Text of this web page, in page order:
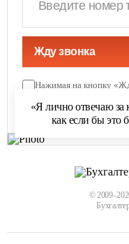
Жду звонка
Нажимая на кнопку
политикой обработки
«Я лично отвечаю за
как если бы это
©